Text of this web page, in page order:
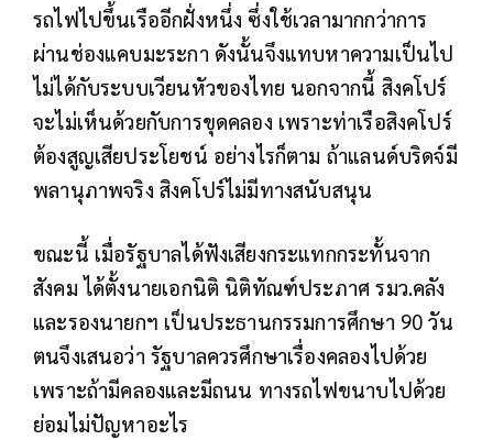
รถไฟไปขึ้นเรืออีกฝั่งหนึ่ง ซึ่งใช้เวลามากกว่าการ
ผ่านช่องแคบมะระกา ดังนั้นจึงแทบหาความเป็นไป
ไม่ได้กับระบบเวียนหัวของไทย นอกจากนี้ สิงคโปร์
จะไม่เห็นด้วยกับการขุดคลอง เพราะท่าเรือสิงคโปร์
ต้องสูญเสียประโยชน์ อย่างไรก็ตาม ถ้าแลนด์บริดจ์มี
พลานุภาพจริง สิงคโปร์ไม่มีทางสนับสนุน
ขณะนี้ เมื่อรัฐบาลได้ฟังเสียงกระแทกกระทั้นจาก
สังคม ได้ตั้งนายเอกนิติ นิติทัณฑ์ประภาศ รมว.คลัง
และรองนายกฯ เป็นประธานกรรมการศึกษา 90 วัน
ตนจึงเสนอว่า รัฐบาลควรศึกษาเรื่องคลองไปด้วย
เพราะถ้ามีคลองและมีถนน ทางรถไฟขนาบไปด้วย
ย่อมไม่ปัญหาอะไร